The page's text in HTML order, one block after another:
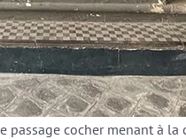
passage cocher menant à la